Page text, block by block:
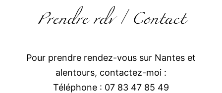
Prendre rdv / Contact
Pour prendre rendez-vous sur Nantes et
alentours, contactez-moi :
Téléphone : 07 83 47 85 49